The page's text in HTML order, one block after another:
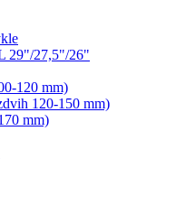
29"/27,5"/26"
120 mm)
120-150 mm)
mm)